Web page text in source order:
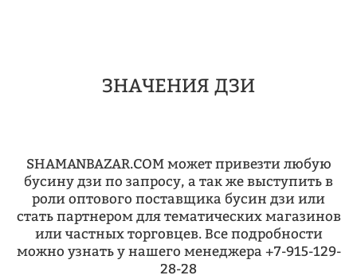
ЗНАЧЕНИЯ ДЗИ
SHAMANBAZAR.COM может привезти любую
бусину дзи по запросу, а так же выступить в
роли оптового поставщика бусин дзи или
стать партнером для тематических магазинов
или частных торговцев. Все подробности
можно узнать у нашего менеджера +7-915-129-
28-28